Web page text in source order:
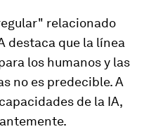
relacionado
destaca que la línea
los humanos y las
no es predecible. A
de la IA,